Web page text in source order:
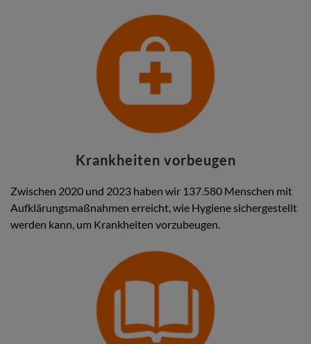
Krankheiten vorbeugen
Zwischen 2020 und 2023 haben wir 137.580 Menschen mit
Aufklärungsmaßnahmen erreicht, wie Hygiene sichergestellt
werden kann, um Krankheiten vorzubeugen.